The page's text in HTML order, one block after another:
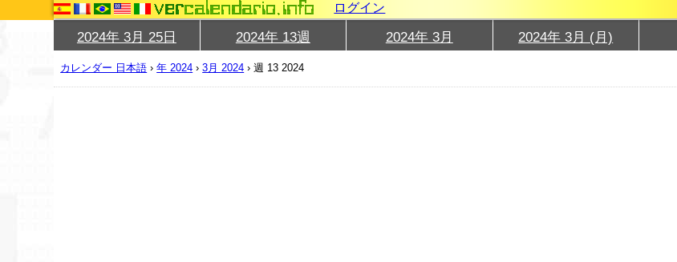
ログイン
2024年 3月 25日 2024年 13週 2024年 3月 2024年 3月 (月)
カレンダー 日本語 ›年 2024 ›3月 2024 ›週 13 2024